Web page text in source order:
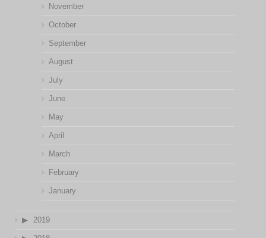
November
October
September
August
July
June
May
April
March
February
January
2019